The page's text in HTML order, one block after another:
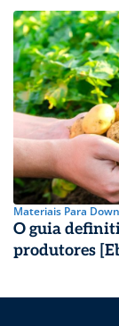
Materiais Para
O guia
produtores